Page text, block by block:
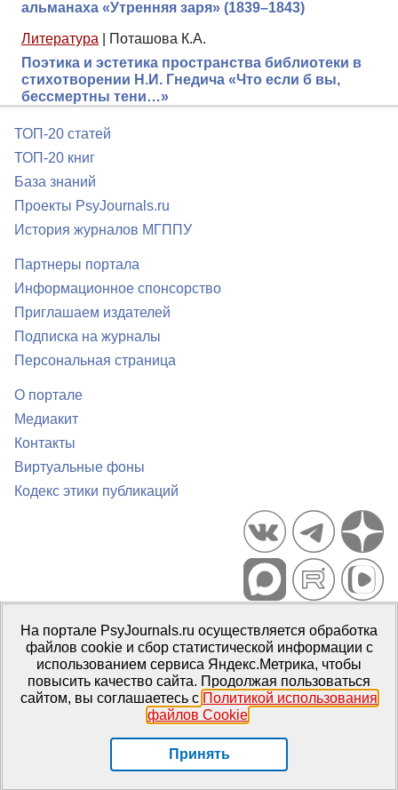
альманаха «Утренняя заря» (1839–1843)
Литература
Поташова К.А.
Поэтика и эстетика пространства библиотеки в
стихотворении Н.И. Гнедича «Что если б вы,
бессмертны тени…»
ТОП-20 статей
ТОП-20 книг
База знаний
Проекты PsyJournals.ru
История журналов МГППУ
Партнеры портала
Информационное спонсорство
Приглашаем издателей
Подписка на журналы
Персональная страница
О портале
Медиакит
Контакты
Виртуальные фоны
Кодекс этики публикаций
Портал психологических изданий PsyJournals.ru, 2007–2026
Правила использования материалов
Свидетельство регистрации СМИЭл № ФС77-66447 от 14 июля
2016 г.
Издатель: ФГБОУ ВО МГППУ
На портале PsyJournals.ru осуществляется обработка
файлов cookie и сбор статистической информации с
использованием сервиса Яндекс.Метрика, чтобы
повысить качество сайта. Продолжая пользоваться
сайтом, вы соглашаетесь с Политикой использования
файлов Cookie.
Принять